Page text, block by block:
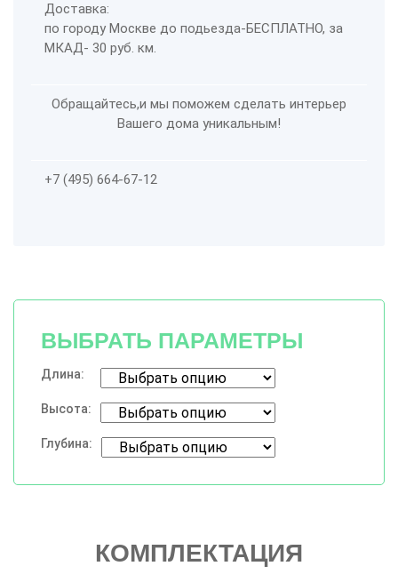
Доставка:
по городу Москве до подьезда-БЕСПЛАТНО, за
МКАД- 30 руб. км.
Обращайтесь,и мы поможем сделать интерьер
Вашего дома уникальным!
+7 (495) 664-67-12
ВЫБРАТЬ ПАРАМЕТРЫ
Длина:
Высота:
Глубина:
КОМПЛЕКТАЦИЯ